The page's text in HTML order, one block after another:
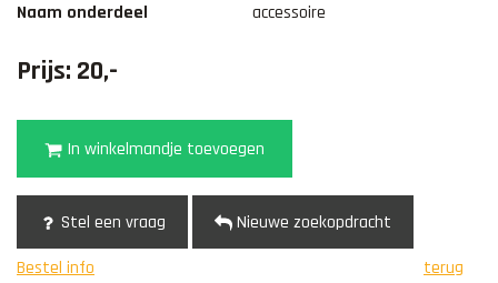
Naam onderdeel
accessoire
Prijs: 20,-
In winkelmandje toevoegen
Stel een vraag
Nieuwe zoekopdracht
Bestel info
terug